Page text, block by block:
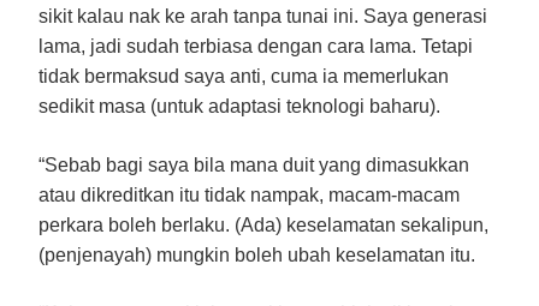
sikit kalau nak ke arah tanpa tunai ini. Saya generasi
lama, jadi sudah terbiasa dengan cara lama. Tetapi
tidak bermaksud saya anti, cuma ia memerlukan
sedikit masa (untuk adaptasi teknologi baharu).
“Sebab bagi saya bila mana duit yang dimasukkan
atau dikreditkan itu tidak nampak, macam-macam
perkara boleh berlaku. (Ada) keselamatan sekalipun,
(penjenayah) mungkin boleh ubah keselamatan itu.